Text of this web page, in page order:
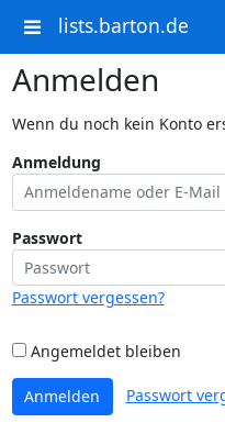
lists.barton.de
Anmelden
Wenn du noch kein Konto
Anmeldung
Passwort
Passwort vergessen?
Angemeldet bleiben
Anmelden Passwort